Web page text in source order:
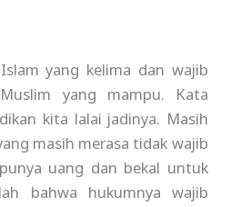
yang kelima dan wajib
yang mampu. Kata
kita lalai jadinya. Masih
masih merasa tidak wajib
uang dan bekal untuk
bahwa hukumnya wajib